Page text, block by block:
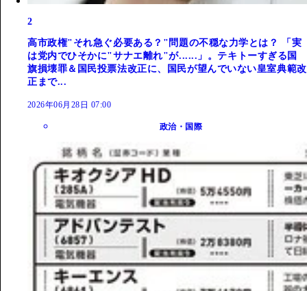
2
高市政権"それ急ぐ必要ある？"問題の不穏な力学とは？ 「実
は党内でひそかに"サナエ離れ"が......」。テキトーすぎる国
旗損壊罪＆国民投票法改正に、国民が望んでいない皇室典範改
正まで...
2026年06月28日 07:00
政治・国際